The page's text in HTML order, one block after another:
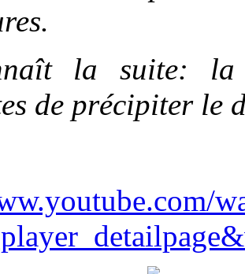
la suite:
de précipiter le